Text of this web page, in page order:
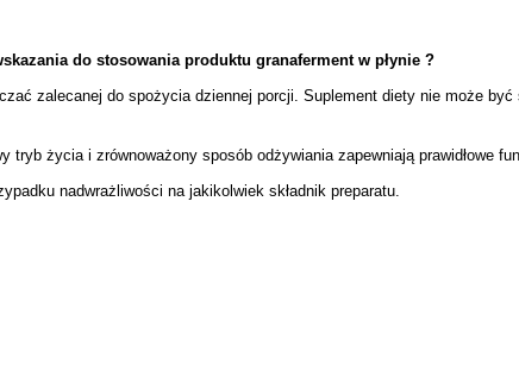
do stosowania produktu granaferment w płynie ?
zalecanej do spożycia dziennej porcji. Suplement diety nie może
tryb życia i zrównoważony sposób odżywiania zapewniają prawidłowe
nadwrażliwości na jakikolwiek składnik preparatu.